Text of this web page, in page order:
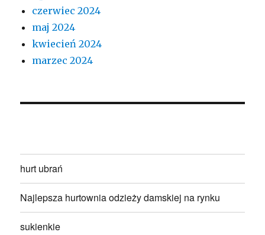
czerwiec 2024
maj 2024
kwiecień 2024
marzec 2024
hurt ubrań
Najlepsza hurtownia odzieży damskiej na rynku
sukienkie